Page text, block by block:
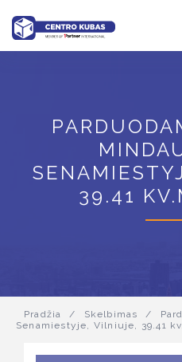
39.41
Pradžia / Skelbimas /
Senamiestyje, Vilniuje, 39.41